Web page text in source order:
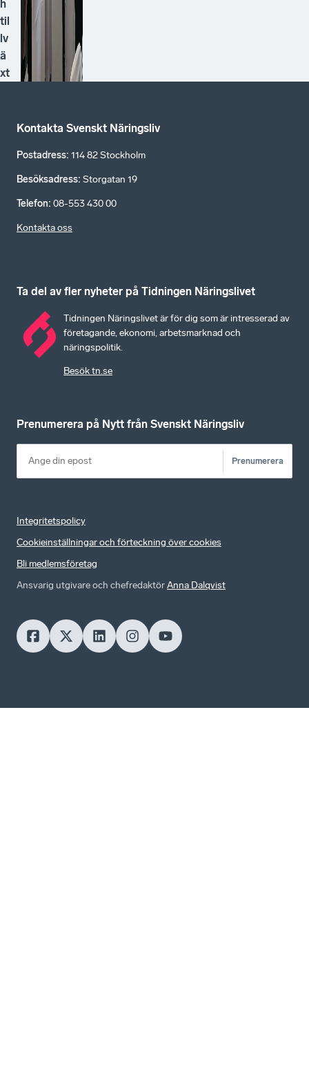
h
til
lv
ä
xt
Kontakta Svenskt Näringsliv
Postadress: 114 82 Stockholm
Besöksadress: Storgatan 19
Telefon: 08-553 430 00
Kontakta oss
Ta del av fler nyheter på Tidningen Näringslivet
Tidningen Näringslivet är för dig som är intresserad av
företagande, ekonomi, arbetsmarknad och
näringspolitik.
Besök tn.se
Prenumerera på Nytt från Svenskt Näringsliv
Prenumerera
Integritetspolicy
Cookieinställningar och förteckning över cookies
Bli medlemsföretag
Ansvarig utgivare och chefredaktörAnna Dalqvist